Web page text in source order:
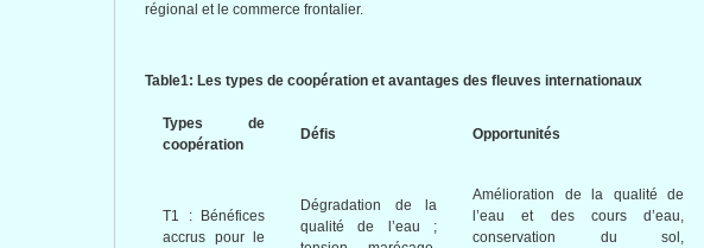
régional et le commerce frontalier.
Table1: Les types de coopération et avantages des fleuves internationaux
Types de
coopération
Défis Opportunités
T1 :
Bénéfices
accrus pour le
Dégradation de la
qualité de l’eau ;
Amélioration de la qualité de
l’eau et des cours d’eau,
conservation du sol ,